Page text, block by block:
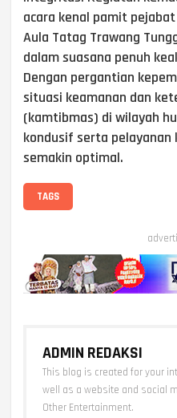
acara kenal pamit
Aula Tatag Trawang
dalam suasana penuh
Dengan pergantian
situasi keamanan dan
(kamtibmas) di wilayah
kondusif serta pelayanan
semakin optimal.
TAGS
ADMIN REDAKSI
This blog is created for your
well as a website and social
Other Entertainment.